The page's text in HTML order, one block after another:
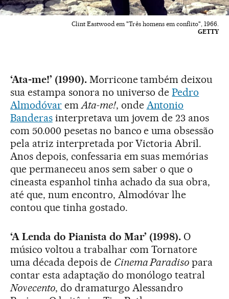
Clint Eastwood em "Três homens em conflito", 1966.
GETTY
‘Ata-me!’ (1990). Morricone também deixou
sua estampa sonora no universo dePedro
Almodóvarem Ata-me!, onde Antonio
Banderasinterpretava um jovem de 23 anos
com 50.000 pesetas no banco e uma obsessão
pela atriz interpretada por Victoria Abril.
Anos depois, confessaria em suas memórias
que permaneceu anos sem saber o que o
cineasta espanhol tinha achado da sua obra,
até que, num encontro, Almodóvar lhe
contou que tinha gostado.
‘A Lenda do Pianista do Mar’ (1998). O
músico voltou a trabalhar com Tornatore
uma década depois de Cinema Paradiso para
contar esta adaptação do monólogo teatral
Novecento, do dramaturgo Alessandro